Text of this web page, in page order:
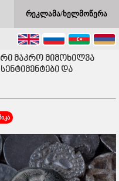
რეკლამა/ხელმოწერა
მაკრო მიმოხილვა
და